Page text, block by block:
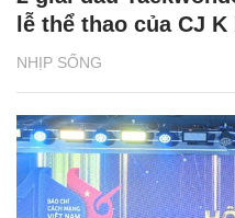
NHỊP SỐNG
lễ thể thao của CJ K